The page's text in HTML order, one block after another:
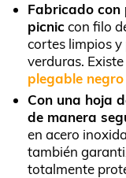
Fabricado con
picniccon filo
cortes limpios
verduras.
plegable
Con una hoja
de manera
en acero
también
totalmente